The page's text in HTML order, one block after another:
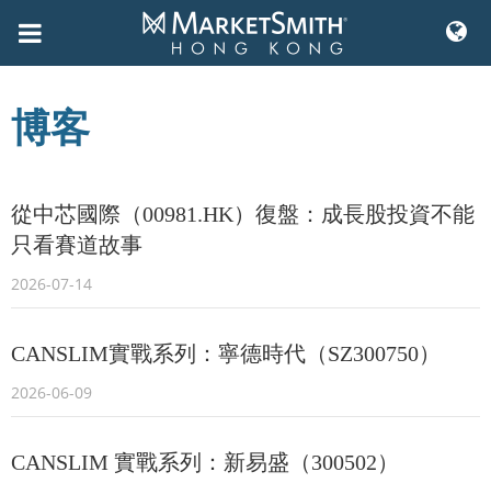
content
博客
從中芯國際（00981.HK）復盤：成長股投資不能
只看賽道故事
2026-07-14
CANSLIM實戰系列：寧德時代（SZ300750）
2026-06-09
CANSLIM 實戰系列：新易盛（300502）